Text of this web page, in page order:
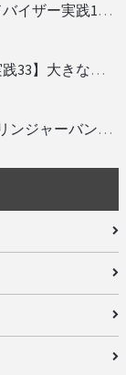
勝てるBO攻略【ストラテジーアドバイザー実践19】慌てず自動分析
勝てるBO攻略【トレンド順張り実践33】大きな変動にすべり込み
勝てるBO攻略【MACD実践14】ボリンジャーバンドとともに相場を読む